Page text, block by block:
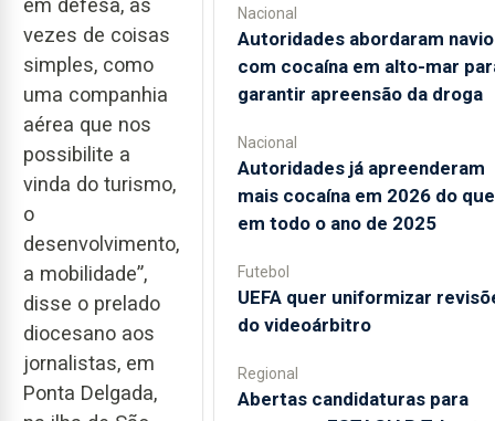
vezes de coisas
simples, como
uma companhia
aérea que nos
possibilite a
vinda do turismo,
o
desenvolvimento,
a mobilidade”,
disse o prelado
diocesano aos
jornalistas, em
Ponta Delgada,
Nacional
Autoridades abordaram navio
com cocaína em alto-mar
garantir apreensão da droga
Nacional
Autoridades já apreenderam
mais cocaína em 2026 do que
em todo o ano de 2025
Futebol
UEFA quer uniformizar
do videoárbitro
Regional
Abertas candidaturas para